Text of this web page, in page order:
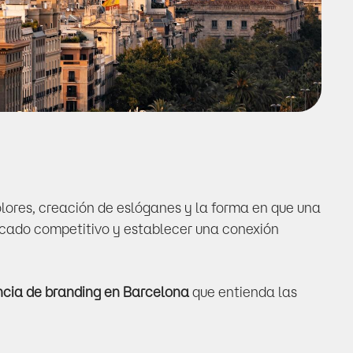
creación de eslóganes y la forma en que una
competitivo y establecer una conexión
de branding en Barcelona que entienda las